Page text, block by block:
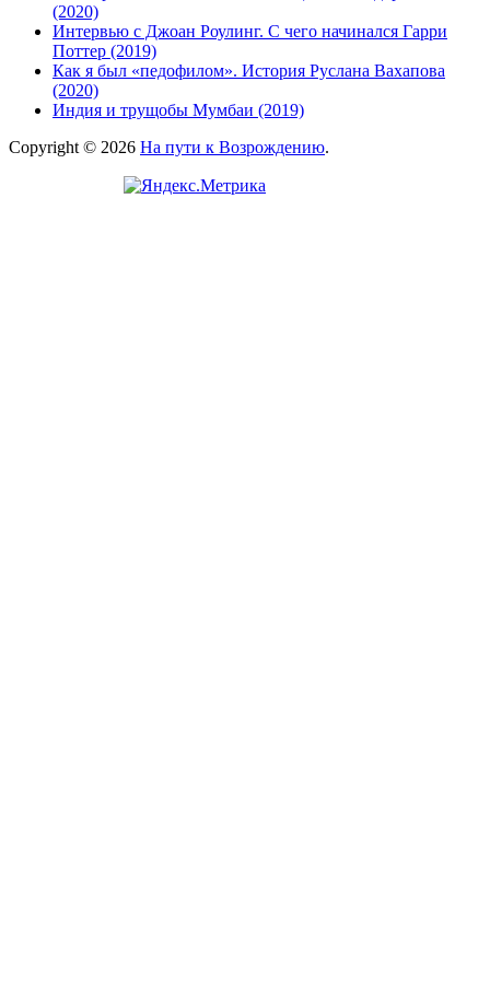
(2020)
Интервью с Джоан Роулинг. С чего начинался Гарри
Поттер (2019)
Как я был «педофилом». История Руслана Вахапова
(2020)
Индия и трущобы Мумбаи (2019)
Copyright © 2026 На пути к Возрождению.